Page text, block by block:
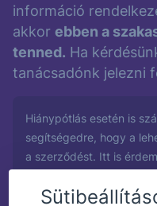
információ
akkor ebben a
tenned. Ha
tanácsadónk jelezni
Hiánypótlás esetén is
segítségedre, hogy a
a szerződést. Itt is